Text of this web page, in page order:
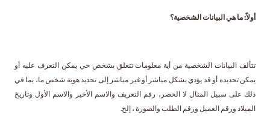
أولاً: ما هي البيانات الشخصية؟
تتألف البيانات الشخصية من أية معلومات تتعلق بشخص حي يمكن التعرف عليه أو
يمكن تحديده أو قد يؤدي بشكل مباشر أو غير مباشر إلى تحديد هوية شخص ما، بما في
ذلك على سبيل المثال لا الحصر، رقم التعريف والاسم الأخير والاسم الأول وتاريخ
الميلاد ورقم العميل ورقم الطلب والصورة ، إلخ.